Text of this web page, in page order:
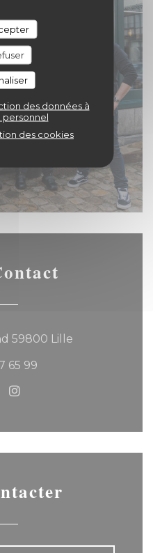
des données à
personnel
des cookies
59800 Lille
65 99
((ouvre une
Instagram ((ouvre